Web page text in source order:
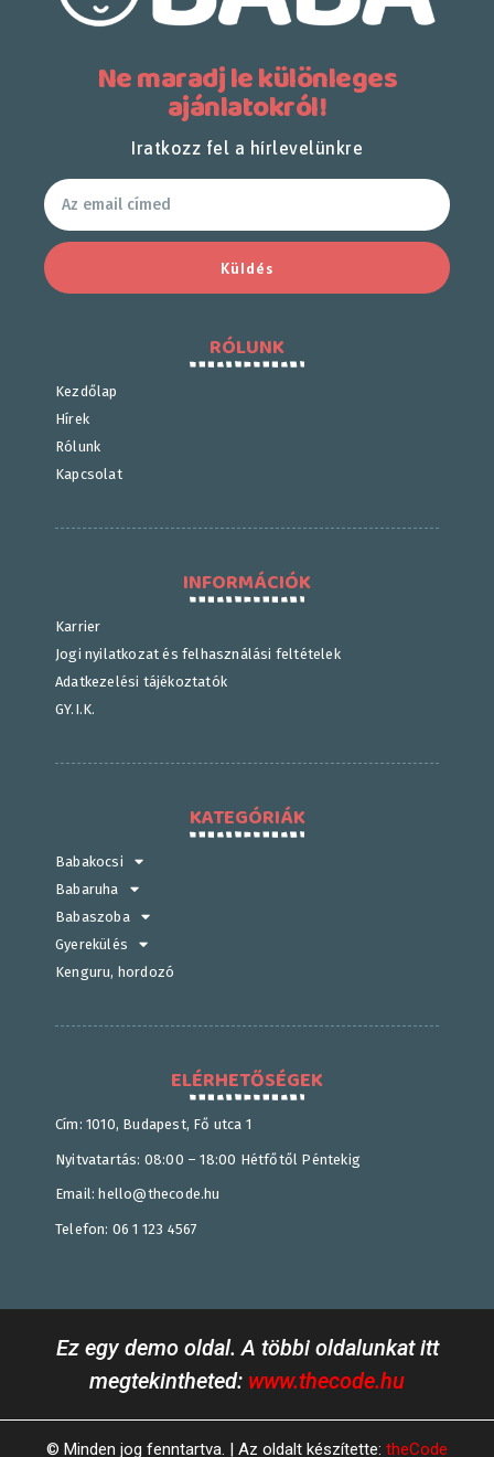
Ne maradj le különleges
ajánlatokról!
Iratkozz fel a hírlevelünkre
Küldés
RÓLUNK
Kezdőlap
Hírek
Rólunk
Kapcsolat
INFORMÁCIÓK
Karrier
Jogi nyilatkozat és felhasználási feltételek
Adatkezelési tájékoztatók
GY.I.K.
KATEGÓRIÁK
Babakocsi
Babaruha
Babaszoba
Gyerekülés
Kenguru, hordozó
ELÉRHETŐSÉGEK
Cím: 1010, Budapest, Fő utca 1
Nyitvatartás: 08:00 – 18:00 Hétfőtől Péntekig
Email: hello@thecode.hu
Telefon: 06 1 123 4567
Ez egy demo oldal. A többi oldalunkat itt
megtekintheted: www.thecode.hu
© Minden jog fenntartva. | Az oldalt készítette: theCode